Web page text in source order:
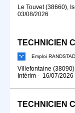
Le Touvet (38660),
03/08/2026
TECHNICIEN
Emploi RANDSTAD
Villefontaine
Intérim - 16/07/2026
TECHNICIEN